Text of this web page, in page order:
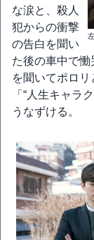
な涙と、殺人
犯からの衝撃
の告白を聞い
た後の車中で
を聞いてポロ
「“人生キャラ
うなずける。